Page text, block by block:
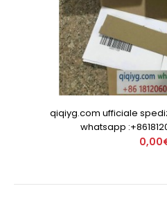
qiqiyg.com ufficiale
whatsapp